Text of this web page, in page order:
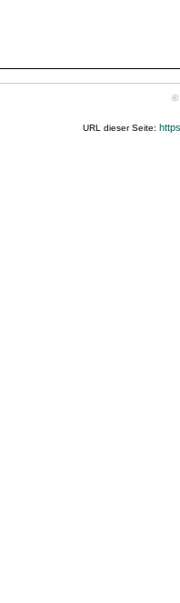
©
URL dieser Seite: